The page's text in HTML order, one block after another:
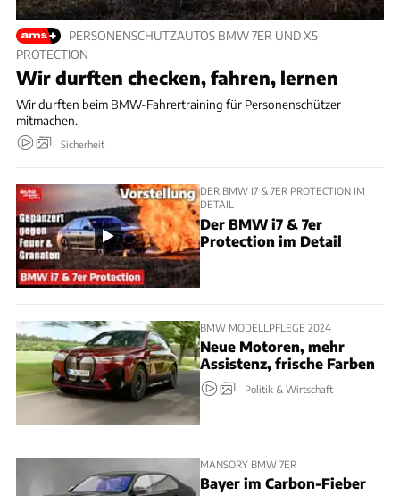
PERSONENSCHUTZAUTOS BMW 7ER UND X5
PROTECTION
Wir durften checken, fahren, lernen
Wir durften beim BMW-Fahrertraining für Personenschützer
mitmachen.​
Sicherheit
DER BMW I7 & 7ER PROTECTION IM
DETAIL
Der BMW i7 & 7er
Protection im Detail
BMW MODELLPFLEGE 2024
Neue Motoren, mehr
Assistenz, frische Farben
Politik & Wirtschaft
MANSORY BMW 7ER
Bayer im Carbon-Fieber